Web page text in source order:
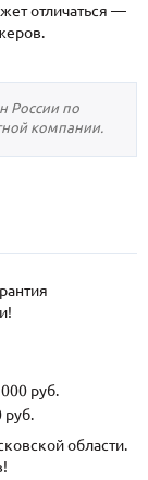
отличаться —
России по
компании.
руб.
руб.
области.